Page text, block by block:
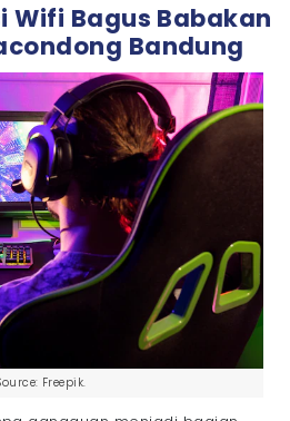
Wifi Bagus Babakan
Bandung
Freepik.